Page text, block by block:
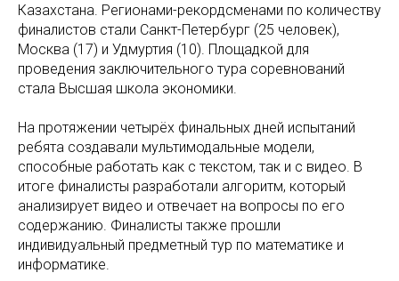
Казахстана. Регионами-рекордсменами по количеству
финалистов стали Санкт-Петербург (25 человек),
Москва (17) и Удмуртия (10). Площадкой для
проведения заключительного тура соревнований
стала Высшая школа экономики.
На протяжении четырёх финальных дней испытаний
ребята создавали мультимодальные модели,
способные работать как с текстом, так и с видео. В
итоге финалисты разработали алгоритм, который
анализирует видео и отвечает на вопросы по его
содержанию. Финалисты также прошли
индивидуальный предметный тур по математике и
информатике.